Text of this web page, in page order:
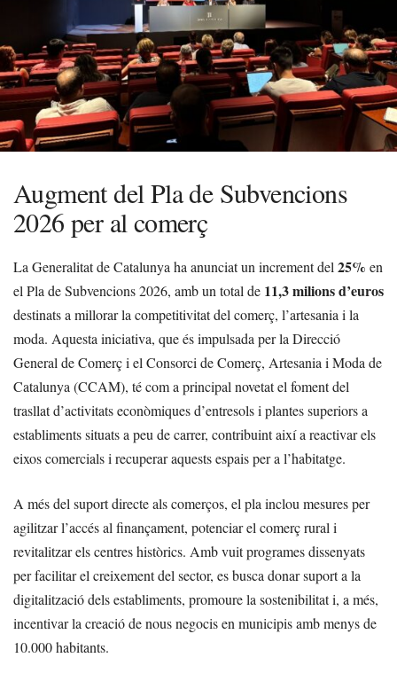
Augment del Pla de Subvencions
2026 per al comerç
La Generalitat de Catalunya ha anunciat un increment del 25% en
el Pla de Subvencions 2026, amb un total de 11,3 milions d’euros
destinats a millorar la competitivitat del comerç, l’artesania i la
moda. Aquesta iniciativa, que és impulsada per la Direcció
General de Comerç i el Consorci de Comerç, Artesania i Moda de
Catalunya (CCAM), té com a principal novetat el foment del
trasllat d’activitats econòmiques d’entresols i plantes superiors a
establiments situats a peu de carrer, contribuint així a reactivar els
eixos comercials i recuperar aquests espais per a l’habitatge.
A més del suport directe als comerços, el pla inclou mesures per
agilitzar l’accés al finançament, potenciar el comerç rural i
revitalitzar els centres històrics. Amb vuit programes dissenyats
per facilitar el creixement del sector, es busca donar suport a la
digitalització dels establiments, promoure la sostenibilitat i, a més,
incentivar la creació de nous negocis en municipis amb menys de
10.000 habitants.